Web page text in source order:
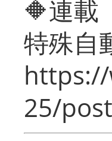
🔶連
特殊自
25/